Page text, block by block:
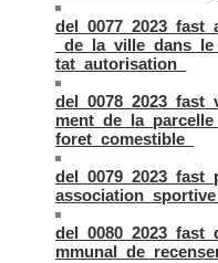
tat_autorisation_
foret_comestible_